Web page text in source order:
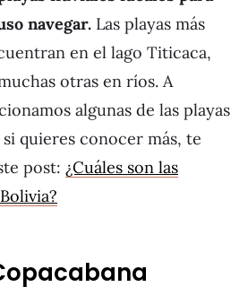
navegar. Las playas más
en el lago Titicaca,
otras en ríos. A
algunas de las playas
quieres conocer más, te
post: ¿Cuáles son las